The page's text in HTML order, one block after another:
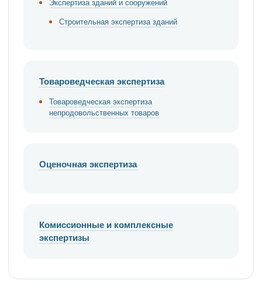
Экспертиза зданий и сооружений
Строительная экспертиза зданий
Товароведческая экспертиза
Товароведческая экспертиза
непродовольственных товаров
Оценочная экспертиза
Комиссионные и комплексные
экспертизы